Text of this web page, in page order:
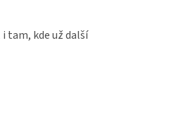
tam, kde už další